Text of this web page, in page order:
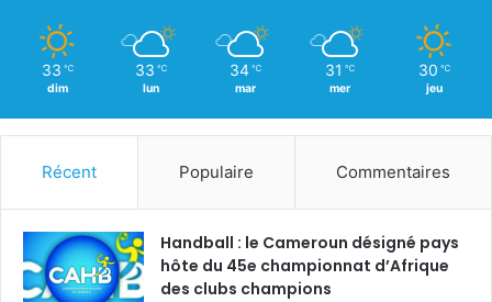
33 ℃
dim
33 ℃
lun
34 ℃
mar
31 ℃
mer
30 ℃
jeu
Récent Populaire Commentaires
Handball : le Cameroun désigné pays
hôte du 45e championnat d’Afrique
des clubs champions